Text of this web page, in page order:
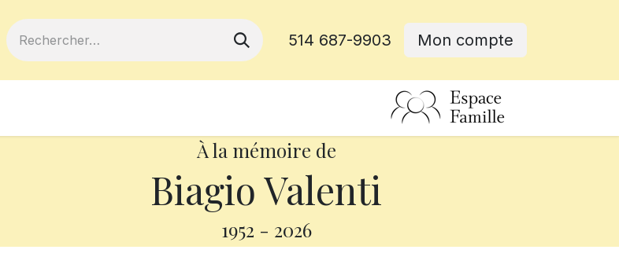
514 687-9903 Mon compte
À la mémoire de
Biagio Valenti
1952 - 2026